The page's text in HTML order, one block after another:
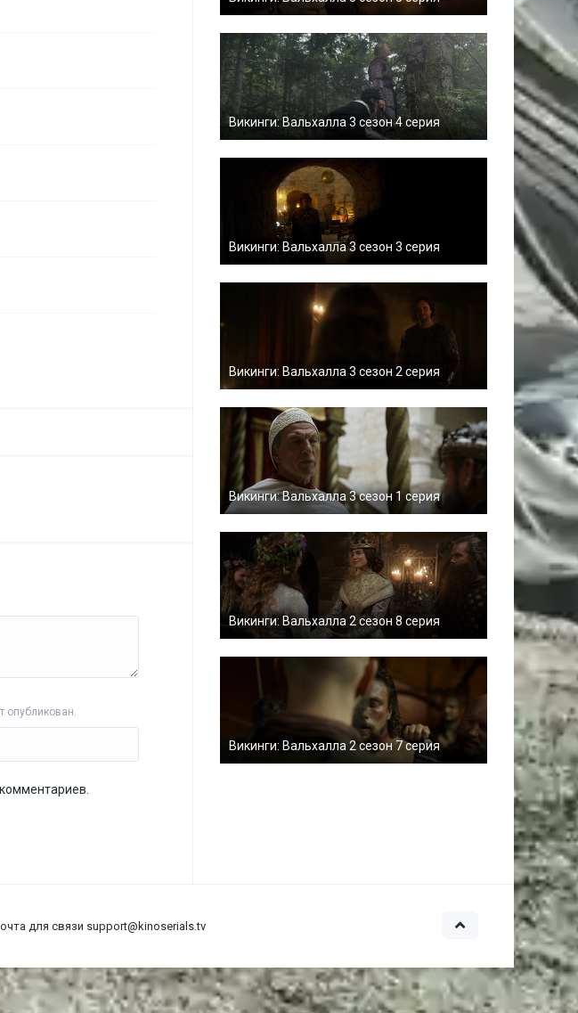
опубликован.
Викинги: Вальхалла 3 сезон 4 серия
Викинги: Вальхалла 3 сезон 3 серия
Викинги: Вальхалла 3 сезон 2 серия
Викинги: Вальхалла 3 сезон 1 серия
Викинги: Вальхалла 2 сезон 8 серия
Викинги: Вальхалла 2 сезон 7 серия
для связи support@kinoserials.tv